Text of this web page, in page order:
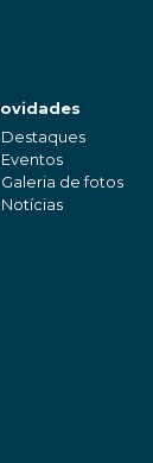
Destaques
Eventos
Galeria de fotos
Notícias